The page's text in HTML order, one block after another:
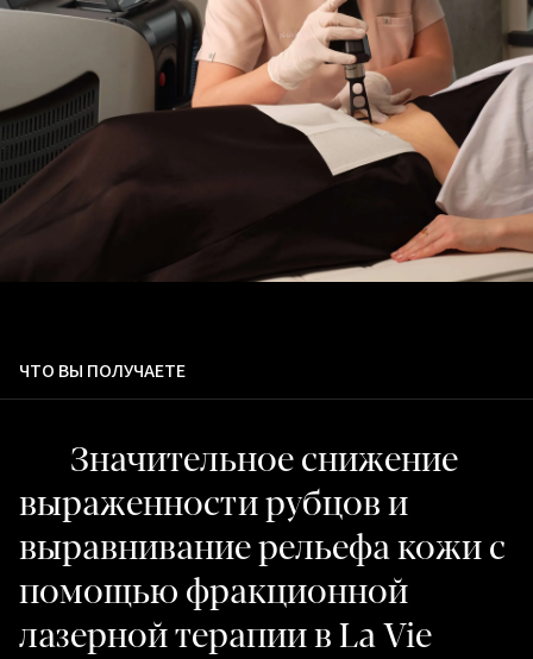
ЧТО ВЫ ПОЛУЧАЕТЕ
Значительное снижение
выраженности рубцов и
выравнивание рельефа кожи с
помощью фракционной
лазерной терапии в La Vie